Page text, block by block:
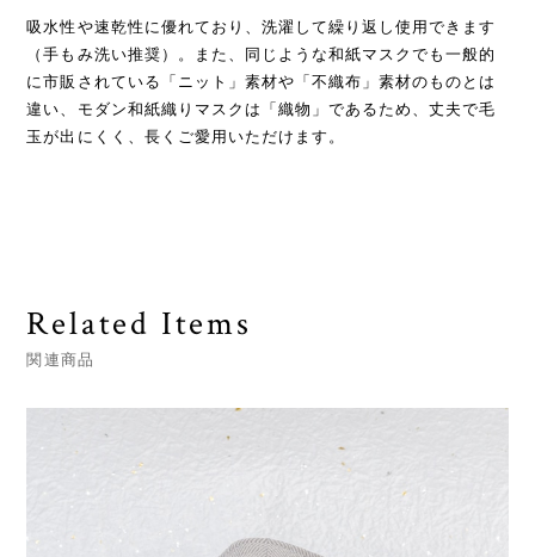
吸⽔性や速乾性に優れており、洗濯して繰り返し使⽤できます
（⼿もみ洗い推奨）。また、同じような和紙マスクでも⼀般的
に市販されている「ニット」素材や「不織布」素材のものとは
違い、モダン和紙織りマスクは「織物」であるため、丈夫で⽑
⽟が出にくく、⻑くご愛⽤いただけます。
Related Items
関連商品